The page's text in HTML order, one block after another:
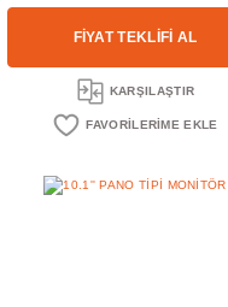
FİYAT TEKLİFİ AL
KARŞILAŞTIR